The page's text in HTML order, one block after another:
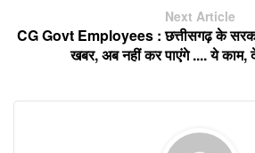
Next Article
CG Govt Employees : छत्तीसगढ़ के
खबर, अब नहीं कर पाएंगे .... ये